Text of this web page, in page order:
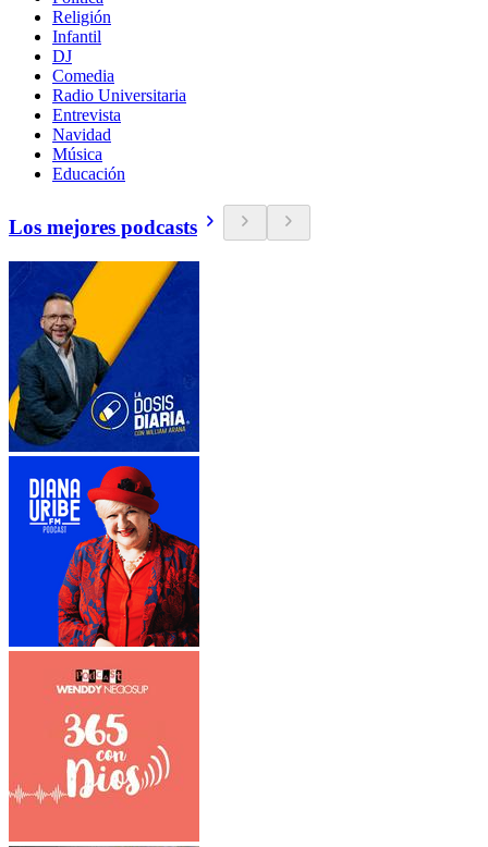
Religión
Infantil
DJ
Comedia
Radio Universitaria
Entrevista
Navidad
Música
Educación
Los mejores podcasts